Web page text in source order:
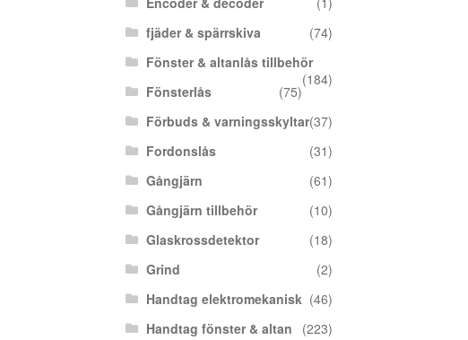
fjäder & spärrskiva
(74)
Fönster & altanlås tillbehör
(184)
Fönsterlås
(75)
Förbuds & varningsskyltar(37)
Fordonslås
(31)
Gångjärn
(61)
Gångjärn tillbehör
(10)
Glaskrossdetektor
(18)
Grind
(2)
Handtag elektromekanisk (46)
Handtag fönster & altan
(223)